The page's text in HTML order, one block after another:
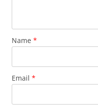
Name *
Email *